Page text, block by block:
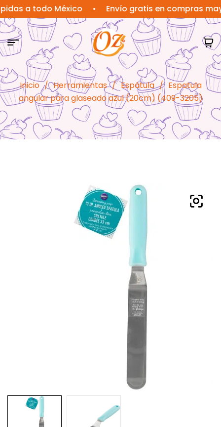
a todo México • Envío gratis en compras mayores
Inicio / Herramientas / Espátula / Espatula
angular para glaseado azul (20cm) (409-3205)